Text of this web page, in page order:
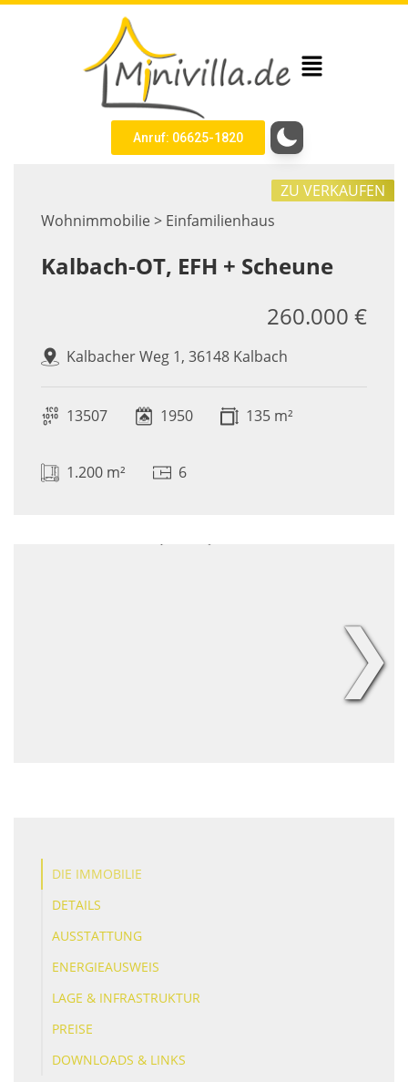
Anruf: 06625-1820
Wohnimmobilie > Einfamilienhaus
ZU VERKAUFEN
Kalbach-OT, EFH + Scheune
Kalbacher Weg 1, 36148 Kalbach
260.000 €
13507 1950 135 m²
1.200 m² 6
❯
DIE IMMOBILIE
DETAILS
AUSSTATTUNG
ENERGIEAUSWEIS
LAGE & INFRASTRUKTUR
PREISE
DOWNLOADS & LINKS